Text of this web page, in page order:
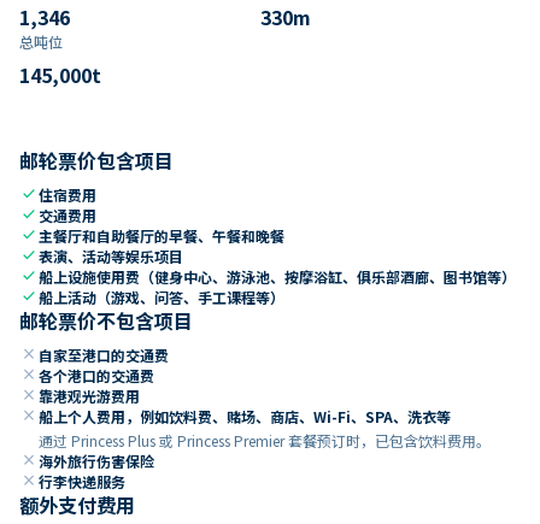
1,346 330m
总吨位
145,000t
邮轮票价包含项目
check住宿费用
check 交通费用
check 主餐厅和自助餐厅的早餐、午餐和晚餐
check表演、活动等娱乐项目
check船上设施使用费（健身中心、游泳池、按摩浴缸、俱乐部酒廊、图书馆等）
check船上活动（游戏、问答、手工课程等）
邮轮票价不包含项目
close 自家至港口的交通费
close 各个港口的交通费
close 靠港观光游费用
close 船上个人费用，例如饮料费、赌场、商店、Wi-Fi、SPA、洗衣等
通过 Princess Plus 或 Princess Premier 套餐预订时，已包含饮料费用。
close 海外旅行伤害保险
close 行李快递服务
额外支付费用